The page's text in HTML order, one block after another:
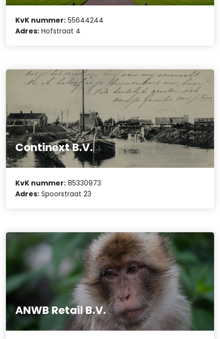
KvK nummer: 55644244
Adres: Hofstraat 4
Continext B.V.
KvK nummer: 85330973
Adres: Spoorstraat 23
ANWB Retail B.V.